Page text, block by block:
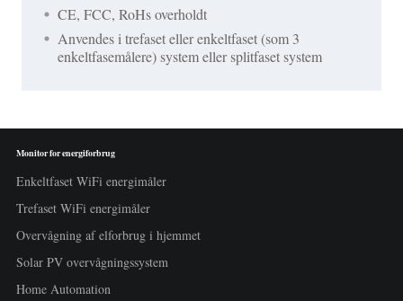
CE, FCC, RoHs overholdt
Anvendes i trefaset eller enkeltfaset (som 3
enkeltfasemålere) system eller splitfaset system
Monitor for energiforbrug
Enkeltfaset WiFi energimåler
Trefaset WiFi energimåler
Overvågning af elforbrug i hjemmet
Solar PV overvågningssystem
Home Automation